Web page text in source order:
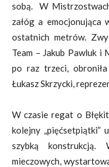
sobą. W
załóg a emocjonująca
ostatnich metrów.
Team – Jakub Pawluk i
po raz trzeci,
Łukasz Skrzycki,
W czasie regat o
kolejny „pięćsetpiątki”
szybką
mieczowych,